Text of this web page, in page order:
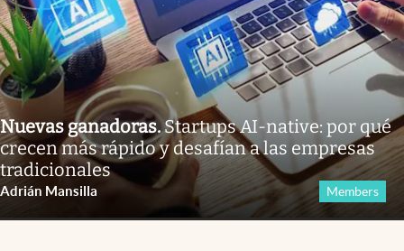
Nuevas ganadoras.Startups AI-native: por qué
crecen más rápido y desafían a las empresas
tradicionales
Adrián Mansilla Members